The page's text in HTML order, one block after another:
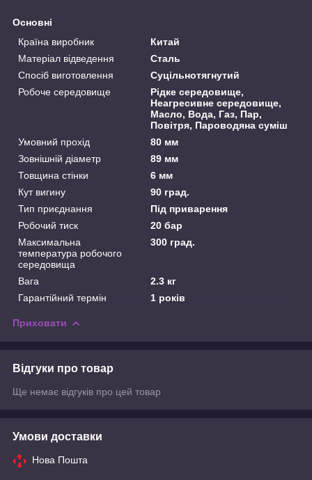
Основні
Країна виробник
Китай
Матеріал відведення
Сталь
Спосіб виготовлення
Суцільнотягнутий
Робоче середовище
Рідке середовище,
Неагресивне середовище,
Масло, Вода, Газ, Пар,
Повітря, Пароводяна суміш
Умовний прохід
80 мм
Зовнішній діаметр
89 мм
Товщина стінки
6 мм
Кут вигину
90 град.
Тип приєднання
Під приварення
Робочий тиск
20 бар
Максимальна
температура робочого
середовища
300 град.
Вага
2.3 кг
Гарантійний термін
1 років
Приховати
Відгуки про товар
Ще немає відгуків про цей товар
Умови доставки
Нова Пошта